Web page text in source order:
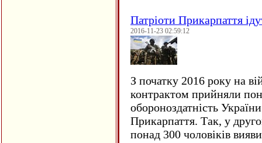
Патріоти Прикарпаття
2016-11-23 02:59:12
З початку 2016 року на
контрактом прийняли
обороноздатність
Прикарпаття. Так, у
понад 300 чоловіків